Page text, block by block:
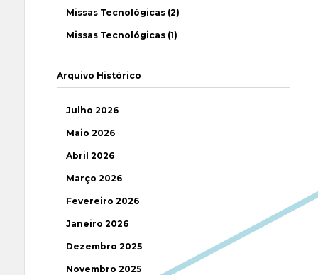
Missas Tecnológicas (2)
Missas Tecnológicas (1)
Arquivo Histórico
Julho 2026
Maio 2026
Abril 2026
Março 2026
Fevereiro 2026
Janeiro 2026
Dezembro 2025
Novembro 2025